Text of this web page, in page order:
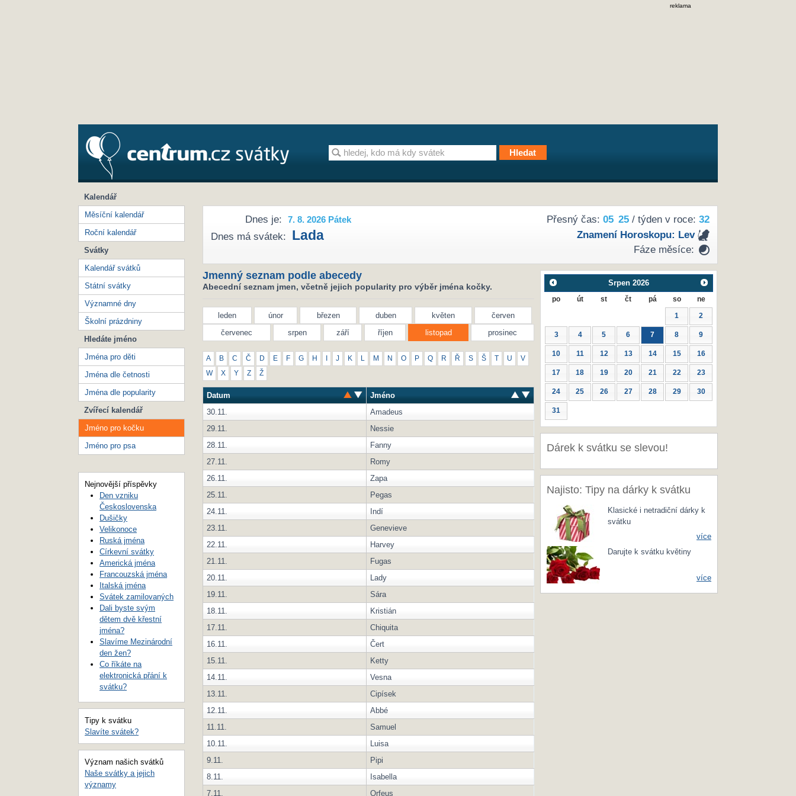
reklama
Přesný čas: 05 25/ týden v roce: 32
Znamení Horoskopu: Lev
Fáze měsíce:
Dnes je: 7. 8. 2026 Pátek
Dnes má svátek: Lada
Jmenný seznam podle abecedy
Abecední seznam jmen, včetně jejich popularity pro výběr jména kočky.
leden únor březen duben květen
červen
červenec
srpen září říjen listopad prosinec
A B C Č D E F G H J K M N O P Q R Ř S Š T U V
W X Y Z Ž
Datum
Jméno
30.11.
Amadeus
29.11.
Nessie
28.11.
Fanny
27.11.
Romy
26.11.
Zapa
25.11.
Pegas
24.11.
Indí
23.11.
Genevieve
22.11.
Harvey
21.11.
Fugas
20.11.
Lady
19.11.
Sára
18.11.
Kristián
17.11.
Chiquita
16.11.
Čert
15.11.
Ketty
14.11.
Vesna
13.11.
Cipísek
12.11.
Abbé
11.11.
Samuel
10.11.
Luisa
9.11.
Pipi
8.11.
Isabella
7.11.
Orfeus
Srpen 2026
po út st čt pá so ne
1 2
3 4 5 6 7 8 9
10 11 12 13 14 15 16
17 18 19 20 21 22 23
24 25 26 27 28 29 30
31
Dárek k svátku se slevou!
Najisto: Tipy na dárky k svátku
Klasické i netradiční dárky k
svátku
více
Darujte k svátku květiny
více
Kalendář
Měsíční kalendář
Roční kalendář
Svátky
Kalendář svátků
Státní svátky
Významné dny
Školní prázdniny
Hledáte jméno
Jména pro děti
Jména dle četnosti
Jména dle popularity
Zvířecí kalendář
Jméno pro kočku
Jméno pro psa
Nejnovější příspěvky
Den vzniku
Československa
Dušičky
Velikonoce
Ruská jména
Církevní svátky
Americká jména
Francouzská jména
Italská jména
Svátek zamilovaných
Dali byste svým
dětem dvě křestní
jména?
Slavíme Mezinárodní
den žen?
Co říkáte na
elektronická přání k
svátku?
Tipy k svátku
Slavíte svátek?
Význam našich svátků
Naše svátky a jejich
významy